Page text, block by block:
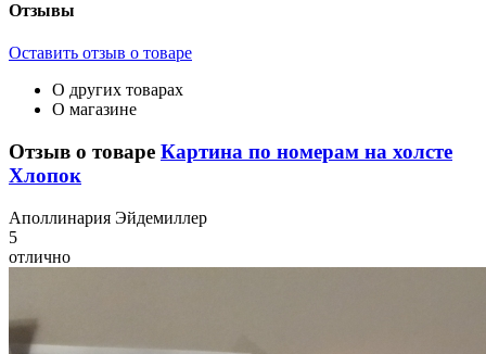
Отзывы
Оставить отзыв о товаре
О других товарах
О магазине
Отзыв о товаре Картина по номерам на холсте
Хлопок
Аполлинария Эйдемиллер
5
отлично